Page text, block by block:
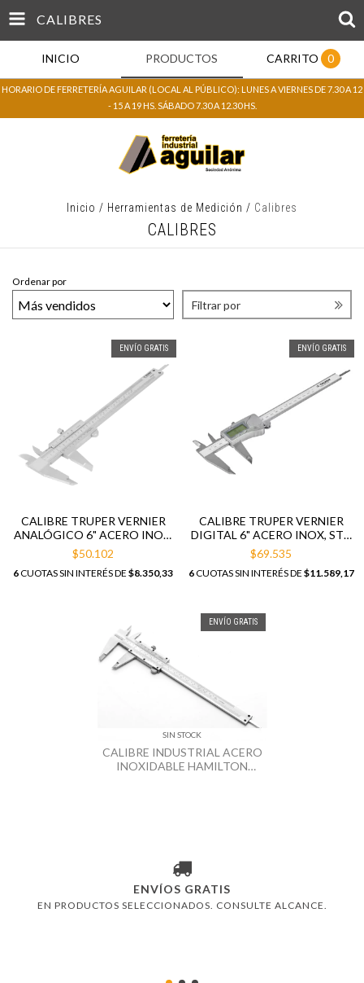
CALIBRES
INICIO PRODUCTOS CARRITO 0
HORARIO DE FERRETERÍA AGUILAR (LOCAL AL PÚBLICO): LUNES A VIERNES DE 7.30 A 12
- 15 A 19 HS. SÁBADO 7.30 A 12.30 HS.
Inicio / Herramientas de Medición / Calibres
CALIBRES
Ordenar por
Filtrar por
ENVÍO GRATIS
CALIBRE TRUPER VERNIER
ANALÓGICO 6" ACERO INOX,
STD Y MM 14394
$50.102
6CUOTAS SIN INTERÉS DE $8.350,33
ENVÍO GRATIS
CALIBRE TRUPER VERNIER
DIGITAL 6" ACERO INOX, STD
Y MM 14388
$69.535
6CUOTAS SIN INTERÉS DE $11.589,17
ENVÍO GRATIS
SIN STOCK
CALIBRE INDUSTRIAL ACERO
INOXIDABLE HAMILTON
ENVÍOS GRATIS
EN PRODUCTOS SELECCIONADOS. CONSULTE ALCANCE.